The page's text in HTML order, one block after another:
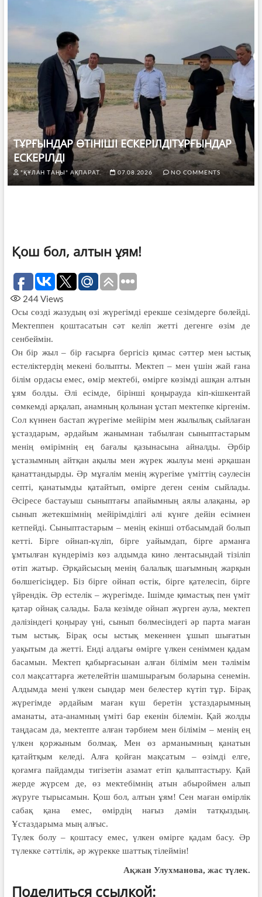
ТҰРҒЫНДАР ӨТІНІШІ ЕСКЕРІЛДІТҰРҒЫНДАР
ЕСКЕРІЛДІ
"ҚҰЛАН ТАҢЫ" АҚПАРАТ. 07.08.2026 NO COMMENTS
Қош бол, алтын ұям!
244Views
Осы сөзді жазудың өзі жүрегімді ерекше сезімдерге бөлейді.
Мектеппен қоштасатын сәт келіп жетті дегенге өзім де
сенбеймін.
Он бір жыл – бір ғасырға бергісіз қимас сәттер мен ыстық
естеліктердің мекені болыпты. Мектеп – мен үшін жай ғана
білім ордасы емес, өмір мектебі, өмірге көзімді ашқан алтын
ұям болды. Әлі есімде, бірінші қоңырауда кіп-кішкентай
сөмкемді арқалап, анамның қолынан ұстап мектепке кіргенім.
Сол күннен бастап жүрегіме мейірім мен жылылық сый­лаған
ұстаздарым, әрдайым жанымнан табылған сынып­тастарым
менің өмірімнің ең бағалы қазынасына айналды. Әр­бір
ұстазымның айтқан ақылы мен жүрек жылуы мені әрқашан
қанаттандырды. Әр мұғалім менің жүрегіме үміттің сәулесін
септі, қанатымды қатайтып, өмірге деген сенім сыйлады.
Әсіресе бастауыш сыныптағы апайымның аялы алақаны, әр
сынып жетекшімнің мейірімділігі әлі күнге дейін есімнен
кетпейді. Сыныптастарым – менің екінші отбасымдай болып
кетті. Бірге ойнап-күліп, бірге уайымдап, бірге арманға
ұмтылған күндеріміз көз алдымда кино лентасындай тізіліп
өтіп жатыр. Әрқайсысың менің балалық шағымның жарқын
бөлшегісіңдер. Біз бірге ойнап өстік, бірге қателесіп, бірге
үйрендік. Әр естелік – жүрегімде. Ішімде қимастық пен үміт
қатар ойнақ салады. Бала кезімде ойнап жүрген аула, мектеп
дәлізіндегі қоңырау үні, сынып бөлмесіндегі әр парта маған
тым ыстық. Бірақ осы ыстық мекеннен ұшып шығатын
уақытым да жетті. Енді алдағы өмірге үлкен сеніммен қадам
басамын. Мектеп қабырғасынан алған білімім мен тәлімім
сол мақсат­тарға жетелейтін шамшырағым бола­рына сенемін.
Алдымда мені үлкен сындар мен белестер күтіп тұр. Бі­рақ
жүрегімде әрдайым маған күш беретін ұстаздарымның
аманаты, ата-анамның үміті бар екенін білемін. Қай жолды
таңдасам да, мектепте алған тәрбием мен білімім – менің ең
үлкен қоржыным болмақ. Мен өз арманымның қанатын
қатайтқым келеді. Алға қойған мақсатым – өзімді елге,
қоғамға пайдамды тигізетін азамат етіп қалыптастыру. Қай
жерде жүрсем де, өз мектебімнің атын абыроймен алып
жүруге тырысамын. Қош бол, алтын ұям! Сен маған өмірлік
сабақ қана емес, өмірдің нағыз дәмін татқыздың.
Ұстаздарыма мың алғыс.
Түлек болу – қоштасу емес, үлкен өмірге қадам басу. Әр
түлекке сәттілік, әр жүрекке шаттық тілеймін!
Ақжан Улухманова,жас түлек.
Поделиться ссылкой: